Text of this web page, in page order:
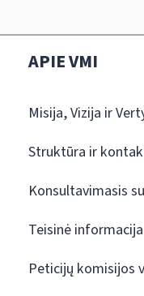
APIE VMI
Misija, Vizija ir
Struktūra ir
Konsultavimasis
Teisinė informacija
Peticijų komisijos